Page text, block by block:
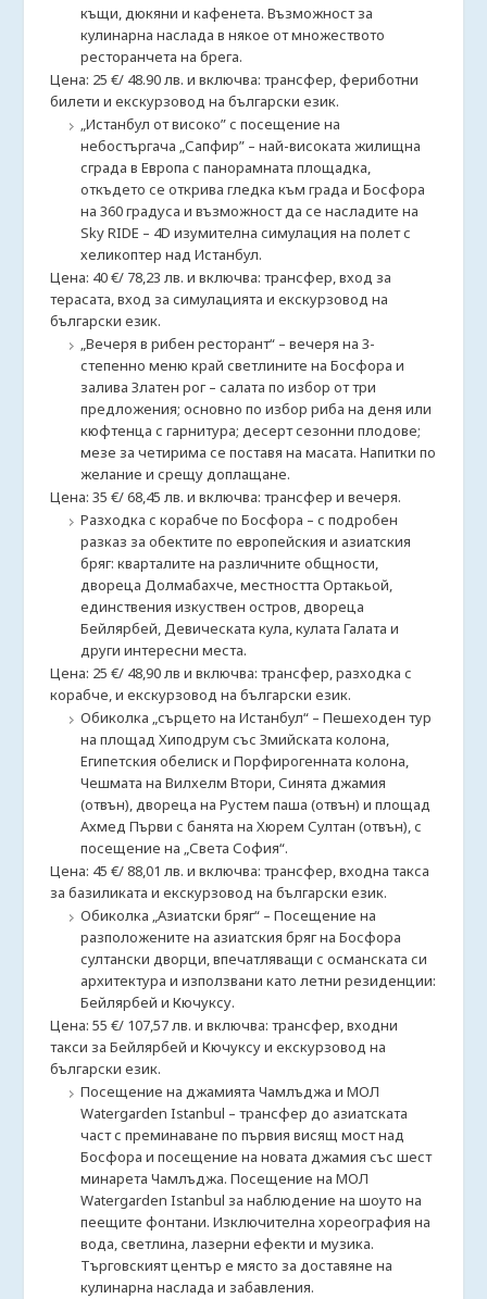
къщи, дюкяни и кафенета. Възможност за
кулинарна наслада в някое от множеството
ресторанчета на брега.
Цена: 25 €/ 48.90 лв. и включва: трансфер, фериботни
билети и екскурзовод на български език.
„Истанбул от високо” с посещение на
небостъргача „Сапфир” – най-високата жилищна
сграда в Европа с панорамната площадка,
откъдето се открива гледка към града и Босфора
на 360 градуса и възможност да се насладите на
Sky RIDE – 4D изумителна симулация на полет с
хеликоптер над Истанбул.
Цена: 40 €/ 78,23 лв. и включва: трансфер, вход за
терасата, вход за симулацията и екскурзовод на
български език.
„Вечеря в рибен ресторант“ – вечеря на 3-
степенно меню край светлините на Босфора и
залива Златен рог – салата по избор от три
предложения; основно по избор риба на деня или
кюфтенца с гарнитура; десерт сезонни плодове;
мезе за четирима се поставя на масата. Напитки по
желание и срещу доплащане.
Цена: 35 €/ 68,45 лв. и включва: трансфер и вечеря.
Разходка с корабче по Босфора – с подробен
разказ за обектите по европейския и азиатския
бряг: кварталите на различните общности,
двореца Долмабахче, местността Ортакьой,
единствения изкуствен остров, двореца
Бейлярбей, Девическата кула, кулата Галата и
други интересни места.
Цена: 25 €/ 48,90 лв и включва: трансфер, разходка с
корабче, и екскурзовод на български език.
Обиколка „сърцето на Истанбул“ – Пешеходен тур
на площад Хиподрум със Змийската колона,
Египетския обелиск и Порфирогенната колона,
Чешмата на Вилхелм Втори, Синята джамия
(отвън), двореца на Рустем паша (отвън) и площад
Ахмед Първи с банята на Хюрем Султан (отвън), с
посещение на „Света София“.
Цена: 45 €/ 88,01 лв. и включва: трансфер, входна такса
за базиликата и екскурзовод на български език.
Обиколка „Азиатски бряг“ – Посещение на
разположените на азиатския бряг на Босфора
султански дворци, впечатляващи с османската си
архитектура и използвани като летни резиденции:
Бейлярбей и Кючуксу.
Цена: 55 €/ 107,57 лв. и включва: трансфер, входни
такси за Бейлярбей и Кючуксу и екскурзовод на
български език.
Посещение на джамията Чамлъджа и МОЛ
Watergarden Istanbul – трансфер до азиатската
част с преминаване по първия висящ мост над
Босфора и посещение на новата джамия със шест
минарета Чамлъджа. Посещение на МОЛ
Watergarden Istanbul за наблюдение на шоуто на
пеещите фонтани. Изключителна хореография на
вода, светлина, лазерни ефекти и музика.
Търговският център е място за доставяне на
кулинарна наслада и забавления.